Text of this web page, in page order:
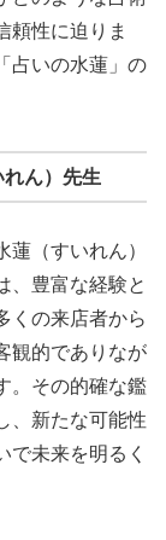
頼性に迫りま
占いの水蓮」の
ん）先生
（すいれん）
、豊富な経験と
くの来店者から
観的でありなが
。その的確な鑑
、新たな可能性
で未来を明るく